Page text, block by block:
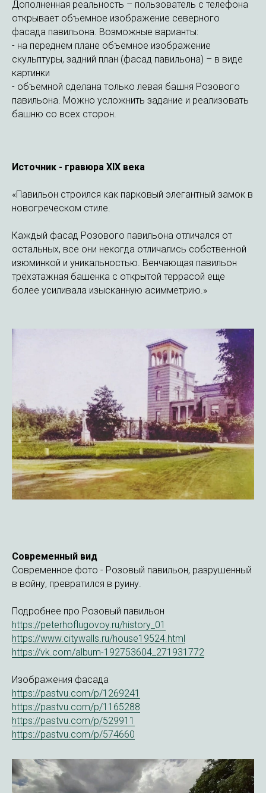
Дополненная реальность – пользователь с телефона
открывает объемное изображение северного
фасада павильона. Возможные варианты:
- на переднем плане объемное изображение
скульптуры, задний план (фасад павильона) – в виде
картинки
- объемной сделана только левая башня Розового
павильона. Можно усложнить задание и реализовать
башню со всех сторон.
Источник - гравюра XIX века
«Павильон строился как парковый элегантный замок в
новогреческом стиле.
Каждый фасад Розового павильона отличался от
остальных, все они некогда отличались собственной
изюминкой и уникальностью. Венчающая павильон
трёхэтажная башенка с открытой террасой еще
более усиливала изысканную асимметрию.»
Современный вид
Современное фото - Розовый павильон, разрушенный
в войну, превратился в руину.
Подробнее про Розовый павильон
https://peterhoflugovoy.ru/history_01
https://www.citywalls.ru/house19524.html
https://vk.com/album-192753604_271931772
Изображения фасада
https://pastvu.com/p/1269241
https://pastvu.com/p/1165288
https://pastvu.com/p/529911
https://pastvu.com/p/574660